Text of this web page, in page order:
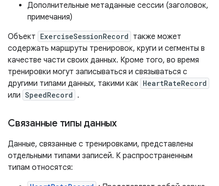
Дополнительные метаданные сессии (заголовок,
примечания)
Объект ExerciseSessionRecord также может
содержать маршруты тренировок, круги и сегменты в
качестве части своих данных. Кроме того, во время
тренировки могут записываться и связываться с
другими типами данных, такими как HeartRateRecord
или SpeedRecord .
Связанные типы данных
Данные, связанные с тренировками, представлены
отдельными типами записей. К распространенным
типам относятся: